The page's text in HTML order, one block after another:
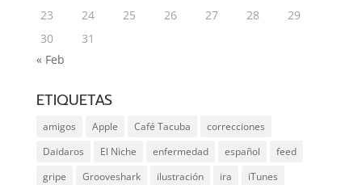
23
24 25 26 27 28
29
30
31
« Feb
ETIQUETAS
amigos Apple Café Tacuba
correcciones
Daidaros
El Niche enfermedad español
feed
gripe
Grooveshark ilustración ira
iTunes